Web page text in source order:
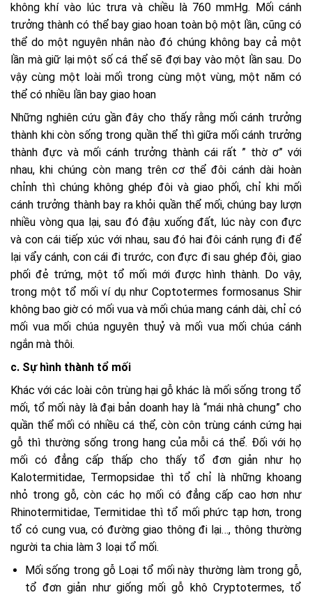
không khí vào lúc trưa và chiều là 760 mmHg. Mối cánh
trưởng thành có thể bay giao hoan toàn bộ một lần, cũng có
thể do một nguyên nhân nào đó chúng không bay cả một
lần mà giữ lại một số cá thể sẽ đợi bay vào một lần sau. Do
vậy cùng một loài mối trong cùng một vùng, một năm có
thể có nhiều lần bay giao hoan
Những nghiên cứu gần đây cho thấy rằng mối cánh trưởng
thành khi còn sống trong quần thể thì giữa mối cánh trưởng
thành đực và mối cánh trưởng thành cái rất ” thờ ơ” với
nhau, khi chúng còn mang trên cơ thể đôi cánh dài hoàn
chỉnh thì chúng không ghép đôi và giao phối, chỉ khi mối
cánh trưởng thành bay ra khỏi quần thể mối, chúng bay lượn
nhiều vòng qua lại, sau đó đậu xuống đất, lúc này con đực
và con cái tiếp xúc với nhau, sau đó hai đôi cánh rụng đi để
lại vẩy cánh, con cái đi trước, con đực đi sau ghép đôi, giao
phối đẻ trứng, một tổ mối mới được hình thành. Do vậy,
trong một tổ mối ví dụ như Coptotermes formosanus Shir
không bao giờ có mối vua và mối chúa mang cánh dài, chỉ có
mối vua mối chúa nguyên thuỷ và mối vua mối chúa cánh
ngắn mà thôi.
c. Sự hình thành tổ mối
Khác với các loài côn trùng hại gỗ khác là mối sống trong tổ
mối, tổ mối này là đại bản doanh hay là “mái nhà chung” cho
quần thể mối có nhiều cá thể, còn côn trùng cánh cứng hại
gỗ thì thường sống trong hang của mỗi cá thể. Đối với họ
mối có đẳng cấp thấp cho thấy tổ đơn giản như họ
Kalotermitidae, Termopsidae thì tổ chỉ là những khoang
nhỏ trong gỗ, còn các họ mối có đẳng cấp cao hơn như
Rhinotermitidae, Termitidae thì tổ mối phức tạp hơn, trong
tổ có cung vua, có đường giao thông đi lại…, thông thường
người ta chia làm 3 loại tổ mối.
Mối sống trong gỗ Loại tổ mối này thường làm trong gỗ,
tổ đơn giản như giống mối gỗ khô Cryptotermes, tổ